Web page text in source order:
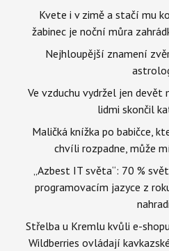
Kvete i v zimě a stačí mu
žabinec je noční můra
Nejhloupější znamení
Ve vzduchu vydržel jen devět
lidmi skončil
Maličká knížka po babičce,
chvíli rozpadne, může
„Azbest IT světa“: 70 %
programovacím jazyce z
Střelba u Kremlu kvůli e-
Wildberries ovládají